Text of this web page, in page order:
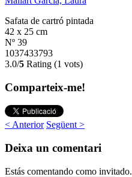
Safata de cartró pintada
42 x 25 cm
Nº 39
1037433793
3.0/5 Rating (1 vots)
Comparteix-me!
< Anterior Següent >
Deixa un comentari
Estás comentando como invitado.